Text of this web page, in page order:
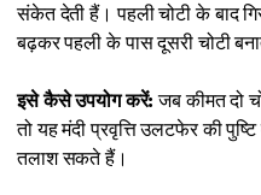
संकेत देती हैं। पहली चोटी के बाद
बढ़कर पहली के पास दूसरी चोटी
इसे कैसे उपयोग करें: जब कीमत दो
तो यह मंदी प्रवृत्ति उलटफेर की
तलाश सकते हैं।